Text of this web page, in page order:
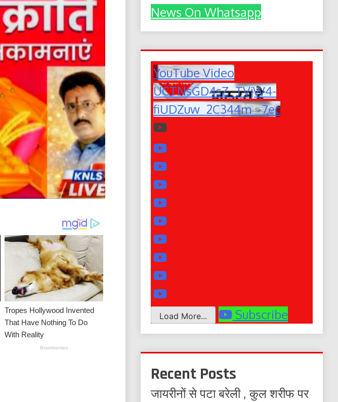
News On Whatsapp
YouTube Video
UCTNsGD4sZ_TVjW4-
fiUDZuw_2C344m_-7ec
Load More... Subscribe
Recent Posts
जायरीनों से पटा बरेली , कुल शरीफ पर